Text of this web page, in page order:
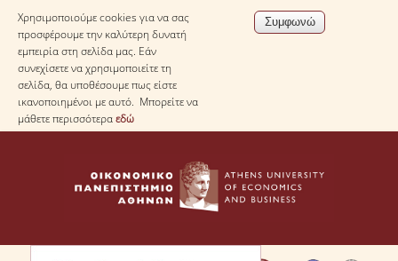
Χρησιμοποιούμε cookies για να σας
προσφέρουμε την καλύτερη δυνατή
εμπειρία στη σελίδα μας. Εάν
συνεχίσετε να χρησιμοποιείτε τη
σελίδα, θα υποθέσουμε πως είστε
ικανοποιημένοι με αυτό. Μπορείτε να
μάθετε περισσότεραεδώ